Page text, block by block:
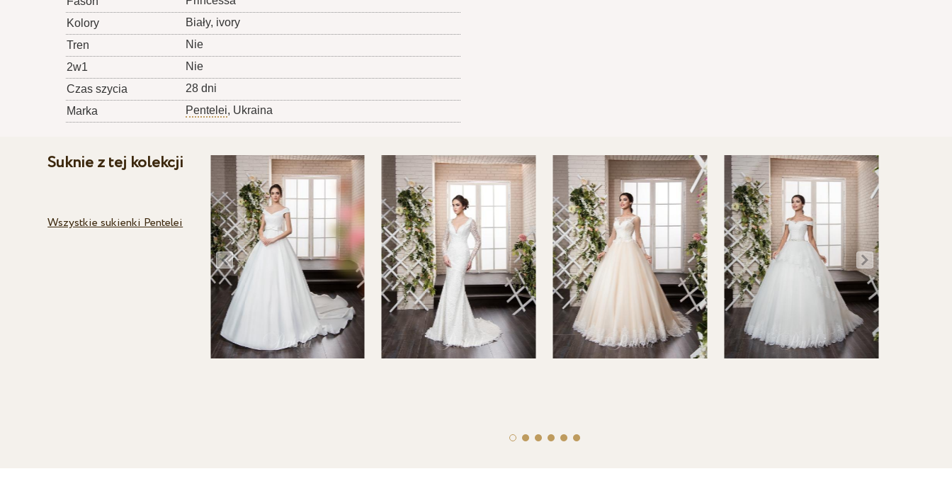
Kolory
Biały, ivory
Tren
Nie
2w1
Nie
Czas szycia
28 dni
Marka
Pentelei, Ukraina
Suknie z tej kolekcji
Wszystkie sukienki Pentelei